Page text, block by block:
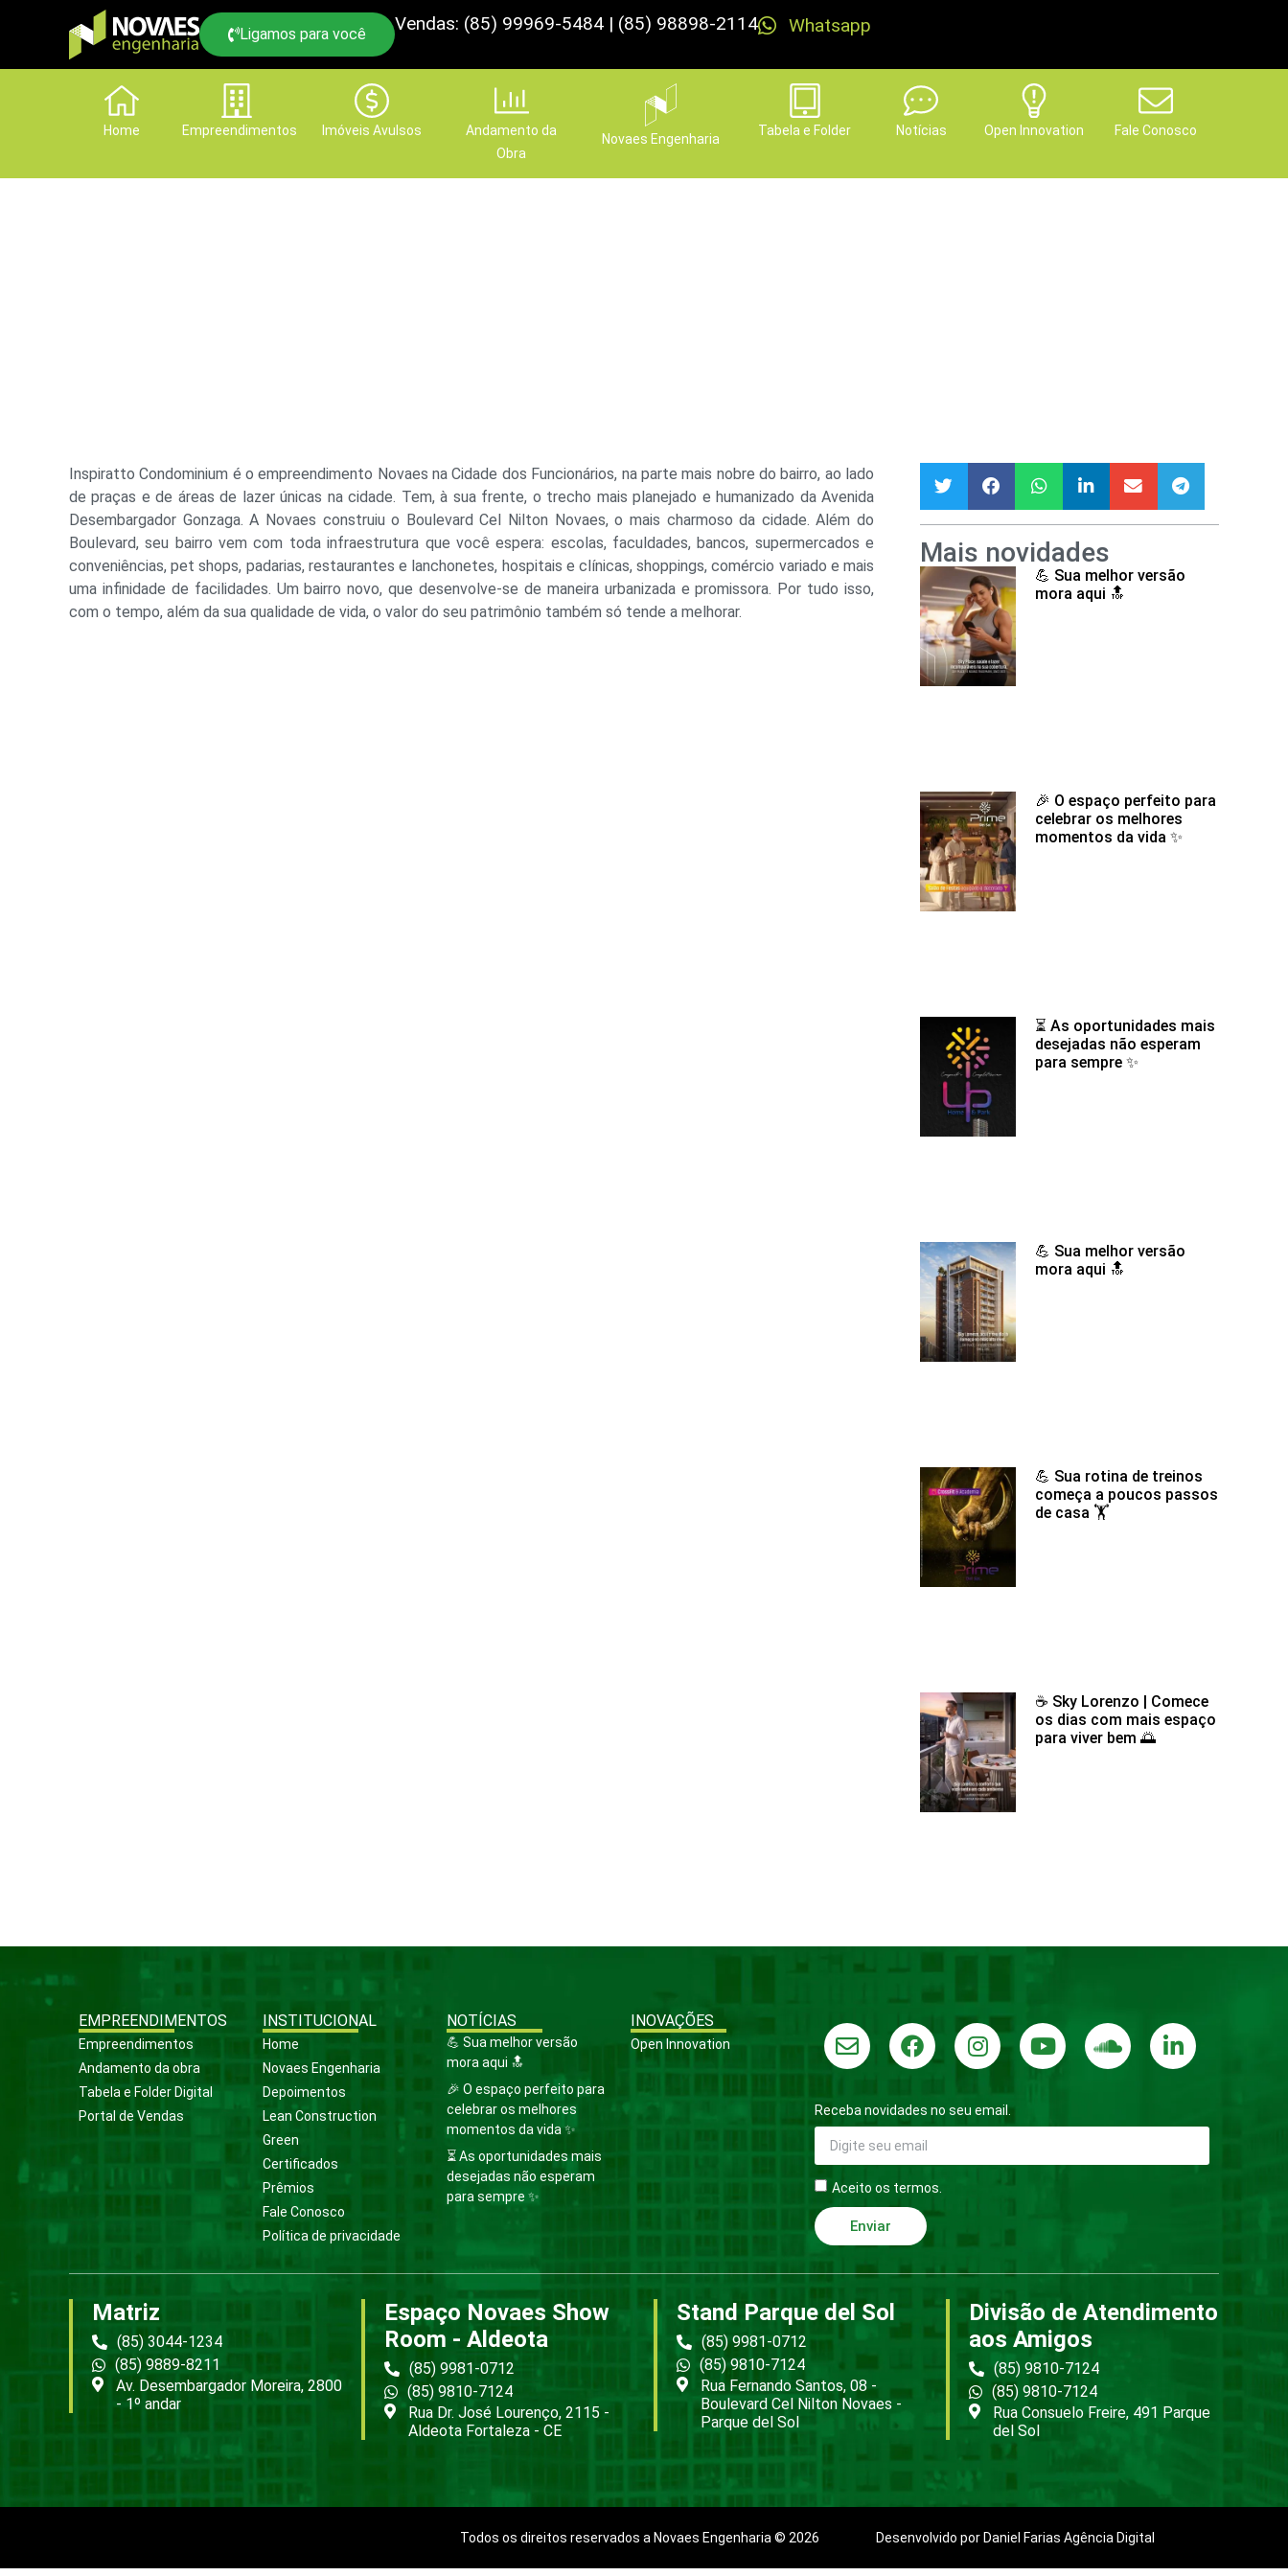
Ligamos para você Vendas: (85) 99969-5484 | (85) 98898-2114 Whatsapp
Home Empreendimentos Imóveis Avulsos
Andamento da
Obra
Novaes Engenharia
Tabela e Folder Notícias Open Innovation Fale Conosco
Inspiratto Condominium é o empreendimento Novaes na Cidade dos Funcionários, na parte mais nobre do bairro, ao lado
de praças e de áreas de lazer únicas na cidade. Tem, à sua frente, o trecho mais planejado e humanizado da Avenida
Desembargador Gonzaga. A Novaes construiu o Boulevard Cel Nilton Novaes, o mais charmoso da cidade. Além do
Boulevard, seu bairro vem com toda infraestrutura que você espera: escolas, faculdades, bancos, supermercados e
conveniências, pet shops, padarias, restaurantes e lanchonetes, hospitais e clínicas, shoppings, comércio variado e mais
uma infinidade de facilidades. Um bairro novo, que desenvolve-se de maneira urbanizada e promissora. Por tudo isso,
com o tempo, além da sua qualidade de vida, o valor do seu patrimônio também só tende a melhorar.
Mais novidades
💪 Sua melhor versão
mora aqui 🔝
🎉 O espaço perfeito para
celebrar os melhores
momentos da vida ✨
⏳ As oportunidades mais
desejadas não esperam
para sempre ✨
💪 Sua melhor versão
mora aqui 🔝
💪 Sua rotina de treinos
começa a poucos passos
de casa 🏋️
☕ Sky Lorenzo | Comece
os dias com mais espaço
para viver bem 🌅
EMPREENDIMENTOS
Empreendimentos
Andamento da obra
Tabela e Folder Digital
Portal de Vendas
INSTITUCIONAL
Home
Novaes Engenharia
Depoimentos
Lean Construction
Green
Certificados
Prêmios
Fale Conosco
Política de privacidade
NOTÍCIAS
💪 Sua melhor versão
mora aqui 🔝
🎉 O espaço perfeito para
celebrar os melhores
momentos da vida ✨
⏳ As oportunidades mais
desejadas não esperam
para sempre ✨
INOVAÇÕES
Open Innovation
Receba novidades no seu email.
Aceito os termos.
Enviar
Matriz
(85) 3044-1234
(85) 9889-8211
Av. Desembargador Moreira, 2800
- 1º andar
Espaço Novaes Show
Room - Aldeota
(85) 9981-0712
(85) 9810-7124
Rua Dr. José Lourenço, 2115 -
Aldeota Fortaleza - CE
Stand Parque del Sol
(85) 9981-0712
(85) 9810-7124
Rua Fernando Santos, 08 -
Boulevard Cel Nilton Novaes -
Parque del Sol
Divisão de Atendimento
aos Amigos
(85) 9810-7124
(85) 9810-7124
Rua Consuelo Freire, 491 Parque
del Sol
Todos os direitos reservados a Novaes Engenharia © 2026 Desenvolvido por Daniel Farias Agência Digital